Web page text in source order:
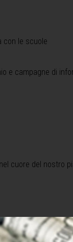
con le scuole
e campagne di
nel cuore del nostro